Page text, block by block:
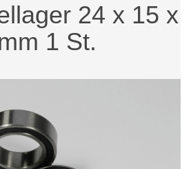
24 x 15 x
1 St.